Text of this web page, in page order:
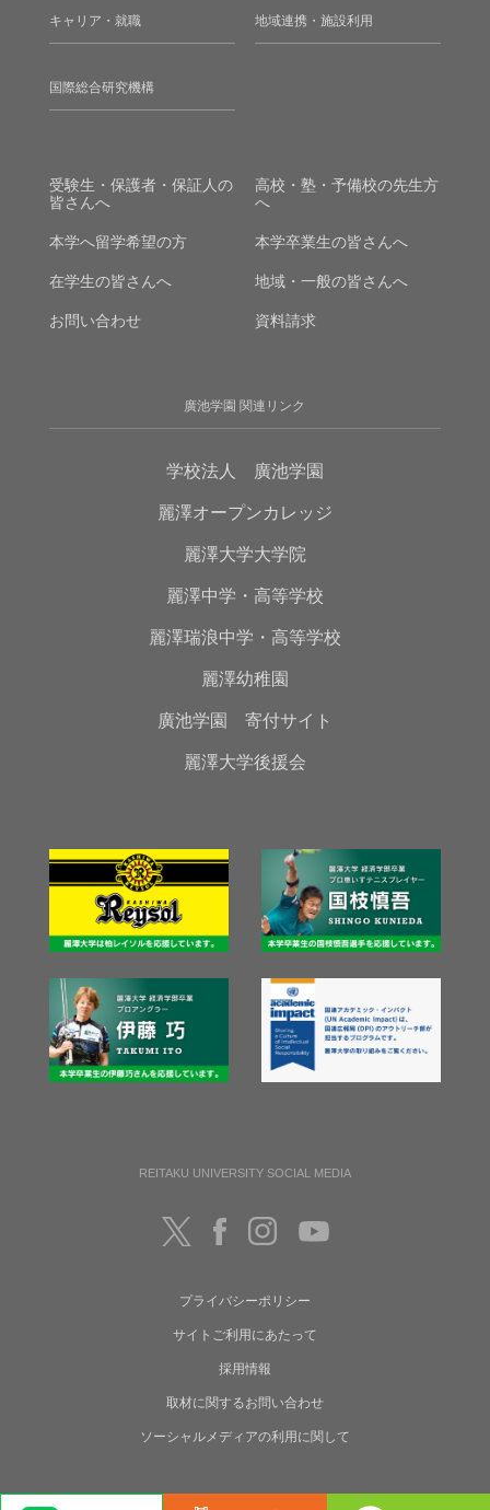
キャリア・就職 地域連携・施設利用
国際総合研究機構
受験生・保護者・保証人の
皆さんへ
高校・塾・予備校の先生方
へ
本学へ留学希望の方 本学卒業生の皆さんへ
在学生の皆さんへ 地域・一般の皆さんへ
お問い合わせ 資料請求
廣池学園 関連リンク
学校法人 廣池学園
麗澤オープンカレッジ
麗澤大学大学院
麗澤中学・高等学校
麗澤瑞浪中学・高等学校
麗澤幼稚園
廣池学園 寄付サイト
麗澤大学後援会
REITAKU UNIVERSITY SOCIAL MEDIA
プライバシーポリシー
サイトご利用にあたって
採用情報
取材に関するお問い合わせ
ソーシャルメディアの利用に関して
Copyright(C) Reitaku University. All rights reserved.